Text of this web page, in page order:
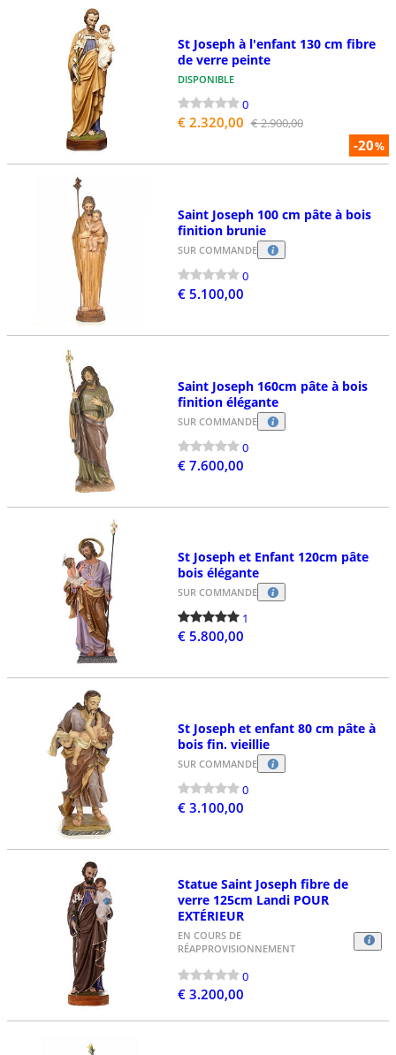
-20%
St Joseph à l'enfant 130 cm fibre
de verre peinte
DISPONIBLE
0
€ 2.320,00 € 2.900,00
Saint Joseph 100 cm pâte à bois
finition brunie
SUR COMMANDE
0
€ 5.100,00
Saint Joseph 160cm pâte à bois
finition élégante
SUR COMMANDE
0
€ 7.600,00
St Joseph et Enfant 120cm pâte
bois élégante
SUR COMMANDE
1
€ 5.800,00
St Joseph et enfant 80 cm pâte à
bois fin. vieillie
SUR COMMANDE
0
€ 3.100,00
Statue Saint Joseph fibre de
verre 125cm Landi POUR
EXTÉRIEUR
EN COURS DE
RÉAPPROVISIONNEMENT
0
€ 3.200,00